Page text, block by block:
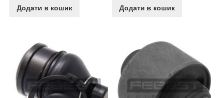
Додати в кошик Додати в кошик